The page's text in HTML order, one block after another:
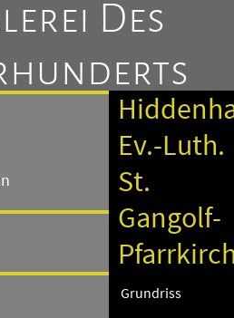
Des
Ev.-Luth.
St.
Gangolf-
Grundriss